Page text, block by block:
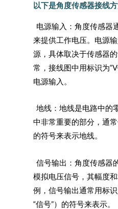
以下是角度传感器接线
电源输入：角度传感器
来提供工作电压。电源
源，具体取决于传感器
常，接线图中用标识为
电源输入。
地线：地线是电路中的
中非常重要的部分，通常
的符号来表示地线。
信号输出：角度传感器
模拟电压信号，其幅度
例，信号输出通常用标识
“信号”）的符号来表示。